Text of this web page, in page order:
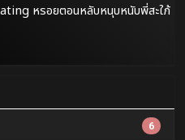
หรอยตอนหลับหนุบหนับพี่สะใภ้
6